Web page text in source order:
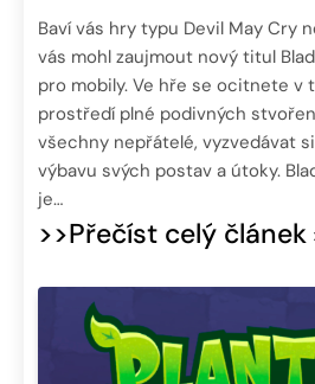
Baví vás hry typu Devil May Cry
vás mohl zaujmout nový titul
pro mobily. Ve hře se ocitnete v
prostředí plné podivných
všechny nepřátelé, vyzvedávat
výbavu svých postav a útoky.
je…
>>Přečíst celý článek